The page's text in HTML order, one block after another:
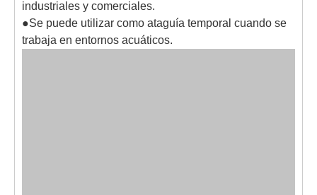
industriales y comerciales.
●Se puede utilizar como ataguía temporal cuando se
trabaja en entornos acuáticos.